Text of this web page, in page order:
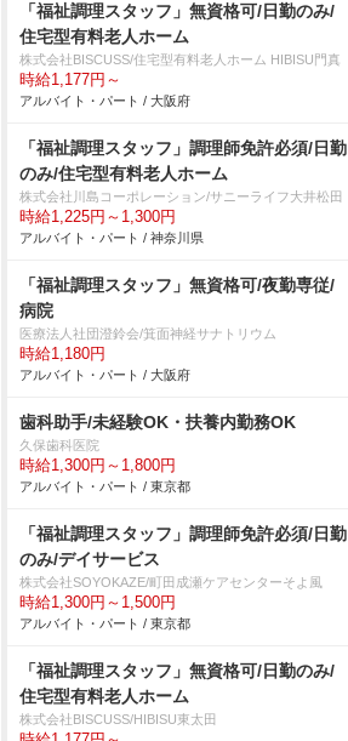
「福祉調理スタッフ」無資格可/日勤のみ/
住宅型有料老人ホーム
株式会社BISCUSS/住宅型有料老人ホーム HIBISU門真
時給1,177円～
アルバイト・パート / 大阪府
「福祉調理スタッフ」調理師免許必須/日勤
のみ/住宅型有料老人ホーム
株式会社川島コーポレーション/サニーライフ大井松田
時給1,225円～1,300円
アルバイト・パート / 神奈川県
「福祉調理スタッフ」無資格可/夜勤専従/
病院
医療法人社団澄鈴会/箕面神経サナトリウム
時給1,180円
アルバイト・パート / 大阪府
歯科助手/未経験OK・扶養内勤務OK
久保歯科医院
時給1,300円～1,800円
アルバイト・パート / 東京都
「福祉調理スタッフ」調理師免許必須/日勤
のみ/デイサービス
株式会社SOYOKAZE/町田成瀬ケアセンターそよ風
時給1,300円～1,500円
アルバイト・パート / 東京都
「福祉調理スタッフ」無資格可/日勤のみ/
住宅型有料老人ホーム
株式会社BISCUSS/HIBISU東太田